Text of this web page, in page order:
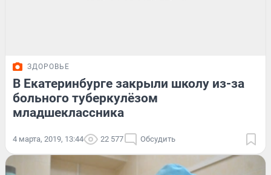
ЗДОРОВЬЕ
В Екатеринбурге закрыли школу из-за
больного туберкулёзом
младшеклассника
4 марта, 2019, 13:44 22 577 Обсудить